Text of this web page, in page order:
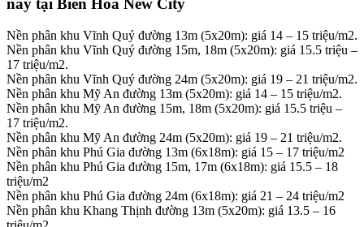
nay tại Biên Hòa New City
Nền phân khu Vĩnh Quý đường 13m (5x20m): giá 14 – 15 triệu/m2.
Nền phân khu Vĩnh Quý đường 15m, 18m (5x20m): giá 15.5 triệu –
17 triệu/m2.
Nền phân khu Vĩnh Quý đường 24m (5x20m): giá 19 – 21 triệu/m2.
Nền phân khu Mỹ An đường 13m (5x20m): giá 14 – 15 triệu/m2.
Nền phân khu Mỹ An đường 15m, 18m (5x20m): giá 15.5 triệu –
17 triệu/m2.
Nền phân khu Mỹ An đường 24m (5x20m): giá 19 – 21 triệu/m2.
Nền phân khu Phú Gia đường 13m (6x18m): giá 15 – 17 triệu/m2
Nền phân khu Phú Gia đường 15m, 17m (6x18m): giá 15.5 – 18
triệu/m2
Nền phân khu Phú Gia đường 24m (6x18m): giá 21 – 24 triệu/m2
Nền phân khu Khang Thịnh đường 13m (5x20m): giá 13.5 – 16